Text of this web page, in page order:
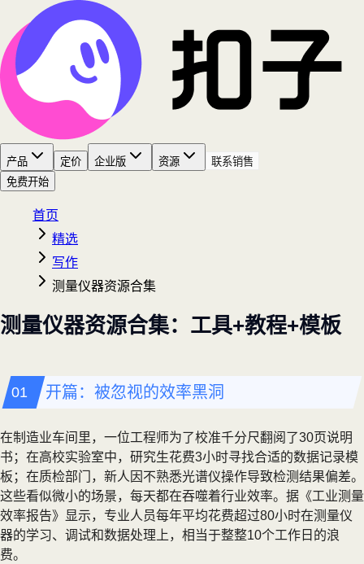
产品 定价 企业版 资源
联系销售
免费开始
首页
精选
写作
测量仪器资源合集
测量仪器资源合集：工具+教程+模板
开篇：被忽视的效率黑洞
在制造业车间里，一位工程师为了校准千分尺翻阅了30页说明
书；在高校实验室中，研究生花费3小时寻找合适的数据记录模
板；在质检部门，新人因不熟悉光谱仪操作导致检测结果偏差。
这些看似微小的场景，每天都在吞噬着行业效率。据《工业测量
效率报告》显示，专业人员每年平均花费超过80小时在测量仪
器的学习、调试和数据处理上，相当于整整10个工作日的浪
费。